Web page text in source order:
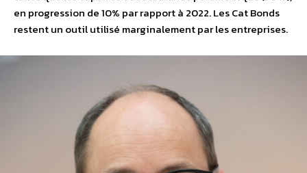
en progression de 10% par rapport à 2022. Les Cat Bonds
restent un outil utilisé marginalement par les entreprises.